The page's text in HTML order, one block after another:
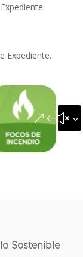
Expediente.
Sostenible